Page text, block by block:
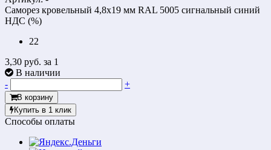
Саморез кровельный 4,8x19 мм RAL 5005 сигнальный синий
НДС (%)
22
3,30 руб. за 1
В наличии
-
+
В корзину
Купить в 1 клик
Способы оплаты